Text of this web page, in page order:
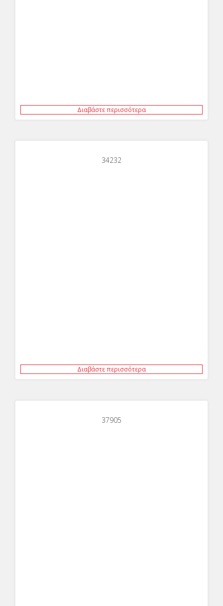
Διαβάστε περισσότερα
34232
Διαβάστε περισσότερα
37905